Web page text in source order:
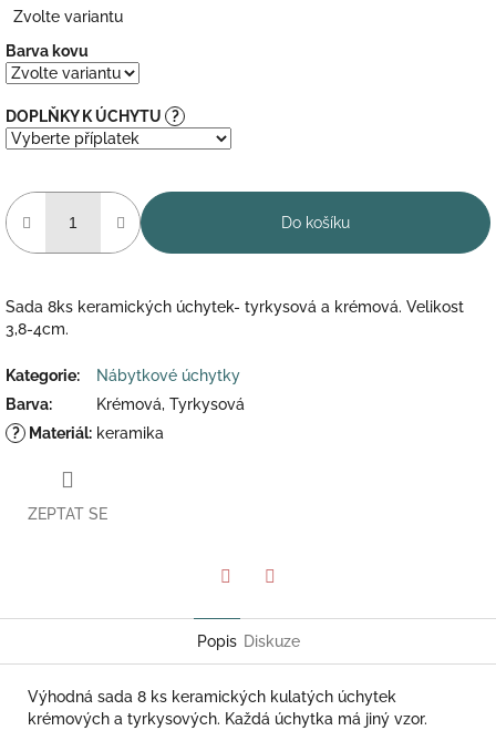
cena:
Zvolte variantu
Barva kovu
DOPLŇKY K ÚCHYTU ?
Do košíku
Sada 8ks keramických úchytek- tyrkysová a krémová. Velikost
3,8-4cm.
Kategorie:
Nábytkové úchytky
Barva:
Krémová, Tyrkysová
?
Materiál: keramika
ZEPTAT SE
Popis Diskuze
Výhodná sada 8 ks keramických kulatých úchytek
krémových a tyrkysových. Každá úchytka má jiný vzor.